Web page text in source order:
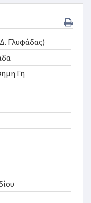
Γλυφάδας)
Γη